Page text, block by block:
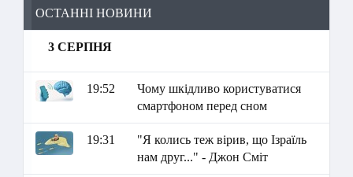
ОСТАННІ НОВИНИ
3 СЕРПНЯ
19:52
Чому шкідливо користуватися
смартфоном перед сном
19:31
"Я колись теж вірив, що Ізраїль
нам друг..." - Джон Сміт